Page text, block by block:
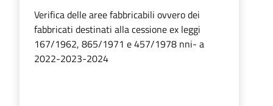
Verifica delle aree fabbricabili ovvero dei
fabbricati destinati alla cessione ex leggi
167/1962, 865/1971 e 457/1978 nni- a
2022-2023-2024